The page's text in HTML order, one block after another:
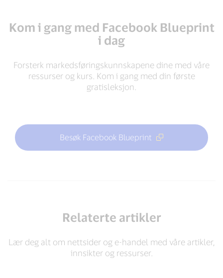
Kom i gang med Facebook Blueprint
i dag
Forsterk markedsføringskunnskapene dine med våre
ressurser og kurs. Kom i gang med din første
gratisleksjon.
Besøk Facebook Blueprint
Relaterte artikler
Lær deg alt om nettsider og e-handel med våre artikler,
innsikter og ressurser.